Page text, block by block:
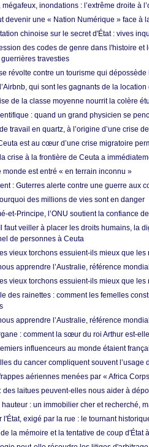
inondations : l’extrême droite à
devenir une « Nation Numérique » face à
chinoise sur le secret d'État : vives
des codes de genre dans l'histoire
travesties
révolte contre un tourisme qui
qui sont les gagnants de la
de la classe moyenne nourrit la colère
: quand un grand physicien se
travail en quartz, à l’origine d’une crise
est au cœur d’une crise migratoire
crise à la frontière de Ceuta a
monde est entré « en terrain inconnu »
: Guterres alerte contre une guerre aux
des millions de vies sont en danger
et-Principe, l’ONU soutient la confiance
faut veiller à placer les droits humains, la
de personnes à Ceuta
vieux torchons essuient-ils mieux que les
apprendre l’Australie, référence
vieux torchons essuient-ils mieux que les
des rainettes : comment les femelles
apprendre l’Australie, référence
: comment la sœur du roi Arthur est-
influenceurs au monde étaient
du cancer compliquent souvent l’usage
aériennes menées par « Africa
des laitues peuvent-elles nous aider à
hauteur : un immobilier cher et recherché,
l'État, exigé par la rue : le tournant
la mémoire et la tentative de coup d'État